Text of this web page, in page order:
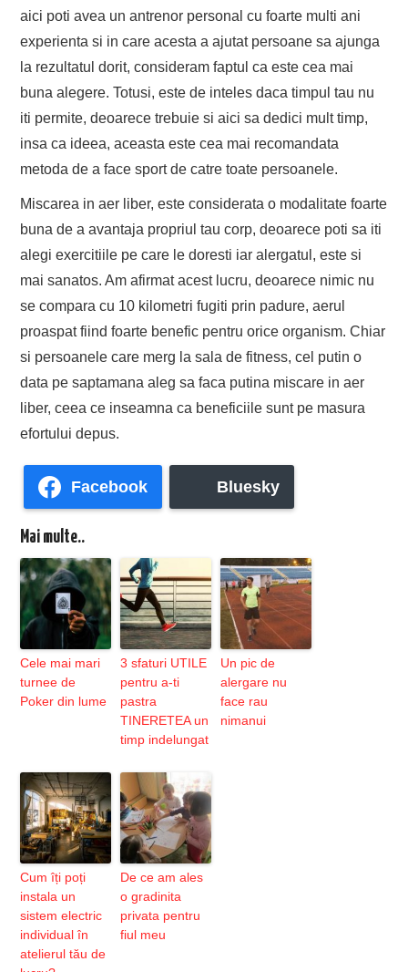
aici poti avea un antrenor personal cu foarte multi ani
experienta si in care acesta a ajutat persoane sa ajunga
la rezultatul dorit, consideram faptul ca este cea mai
buna alegere. Totusi, este de inteles daca timpul tau nu
iti permite, deoarece trebuie si aici sa dedici mult timp,
insa ca ideea, aceasta este cea mai recomandata
metoda de a face sport de catre toate persoanele.
Miscarea in aer liber, este considerata o modalitate foarte
buna de a avantaja propriul tau corp, deoarece poti sa iti
alegi exercitiile pe care le doresti iar alergatul, este si
mai sanatos. Am afirmat acest lucru, deoarece nimic nu
se compara cu 10 kilometri fugiti prin padure, aerul
proaspat fiind foarte benefic pentru orice organism. Chiar
si persoanele care merg la sala de fitness, cel putin o
data pe saptamana aleg sa faca putina miscare in aer
liber, ceea ce inseamna ca beneficiile sunt pe masura
efortului depus.
Facebook Bluesky
Mai multe..
Cele mai mari
turnee de
Poker din lume
3 sfaturi UTILE
pentru a-ti
pastra
TINERETEA un
timp indelungat
Un pic de
alergare nu
face rau
nimanui
Cum îți poți
instala un
sistem electric
individual în
atelierul tău de
De ce am ales
o gradinita
privata pentru
fiul meu